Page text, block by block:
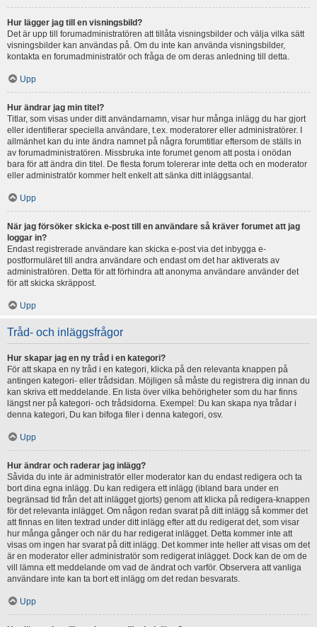
Hur lägger jag till en visningsbild?
Det är upp till forumadministratören att tillåta visningsbilder och välja vilka sätt
visningsbilder kan användas på. Om du inte kan använda visningsbilder,
kontakta en forumadministratör och fråga de om deras anledning till detta.
Upp
Hur ändrar jag min titel?
Titlar, som visas under ditt användarnamn, visar hur många inlägg du har gjort
eller identifierar speciella användare, t.ex. moderatorer eller administratörer. I
allmänhet kan du inte ändra namnet på några forumtitlar eftersom de ställs in
av forumadministratören. Missbruka inte forumet genom att posta i onödan
bara för att ändra din titel. De flesta forum tolererar inte detta och en moderator
eller administratör kommer helt enkelt att sänka ditt inläggsantal.
Upp
När jag försöker skicka e-post till en användare så kräver forumet att jag
loggar in?
Endast registrerade användare kan skicka e-post via det inbygga e-
postformuläret till andra användare och endast om det har aktiverats av
administratören. Detta för att förhindra att anonyma användare använder det
för att skicka skräppost.
Upp
Tråd- och inläggsfrågor
Hur skapar jag en ny tråd i en kategori?
För att skapa en ny tråd i en kategori, klicka på den relevanta knappen på
antingen kategori- eller trådsidan. Möjligen så måste du registrera dig innan du
kan skriva ett meddelande. En lista över vilka behörigheter som du har finns
längst ner på kategori- och trådsidorna. Exempel: Du kan skapa nya trådar i
denna kategori, Du kan bifoga filer i denna kategori, osv.
Upp
Hur ändrar och raderar jag inlägg?
Såvida du inte är administratör eller moderator kan du endast redigera och ta
bort dina egna inlägg. Du kan redigera ett inlägg (ibland bara under en
begränsad tid från det att inlägget gjorts) genom att klicka på redigera-knappen
för det relevanta inlägget. Om någon redan svarat på ditt inlägg så kommer det
att finnas en liten textrad under ditt inlägg efter att du redigerat det, som visar
hur många gånger och när du har redigerat inlägget. Detta kommer inte att
visas om ingen har svarat på ditt inlägg. Det kommer inte heller att visas om det
är en moderator eller administratör som redigerat inlägget. Dock kan de om de
vill lämna ett meddelande om vad de ändrat och varför. Observera att vanliga
användare inte kan ta bort ett inlägg om det redan besvarats.
Upp